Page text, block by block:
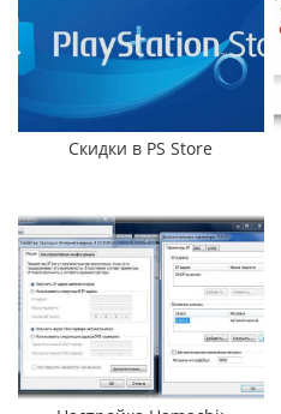
Скидки в PS Store